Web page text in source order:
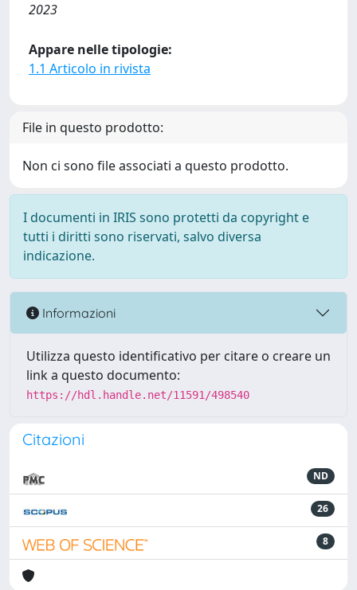
2023
Appare nelle tipologie:
1.1 Articolo in rivista
File in questo prodotto:
Non ci sono file associati a questo prodotto.
I documenti in IRIS sono protetti da copyright e
tutti i diritti sono riservati, salvo diversa
indicazione.
Informazioni
Utilizza questo identificativo per citare o creare un
link a questo documento:
https://hdl.handle.net/11591/498540
Citazioni
ND
26
8